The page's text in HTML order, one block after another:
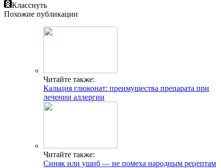
Класснуть
Похожие публикации
Читайте также:
Кальция глюконат: преимущества препарата при
лечении аллергии
Читайте также:
Синяк или ушиб — не помеха народным рецептам